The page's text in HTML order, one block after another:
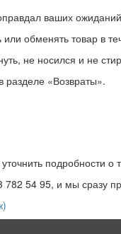
ваших
обменять товар в
не носился и не
«Возвраты».
подробности о
54 95, и мы сразу